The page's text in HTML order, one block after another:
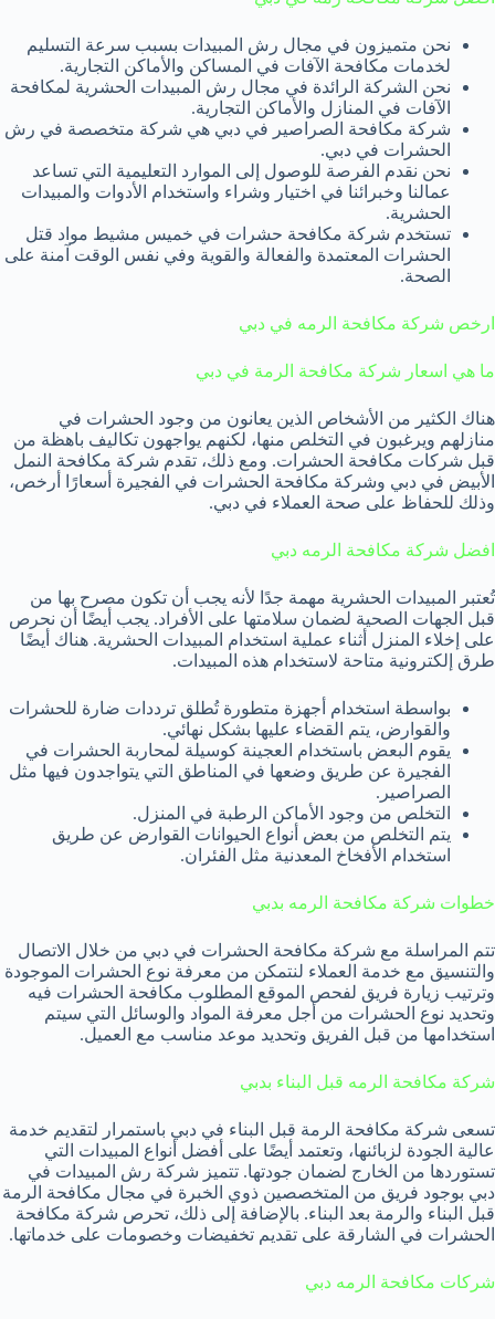
نحن متميزون في مجال رش المبيدات بسبب سرعة التسليم
لخدمات مكافحة الآفات في المساكن والأماكن التجارية.
نحن الشركة الرائدة في مجال رش المبيدات الحشرية لمكافحة
الآفات في المنازل والأماكن التجارية.
شركة مكافحة الصراصير في دبي هي شركة متخصصة في رش
الحشرات في دبي.
نحن نقدم الفرصة للوصول إلى الموارد التعليمية التي تساعد
عمالنا وخبرائنا في اختيار وشراء واستخدام الأدوات والمبيدات
الحشرية.
تستخدم شركة مكافحة حشرات في خميس مشيط مواد قتل
الحشرات المعتمدة والفعالة والقوية وفي نفس الوقت آمنة على
الصحة.
ارخص شركة مكافحة الرمه في دبي
ما هي اسعار شركة مكافحة الرمة في دبي
هناك الكثير من الأشخاص الذين يعانون من وجود الحشرات في
منازلهم ويرغبون في التخلص منها، لكنهم يواجهون تكاليف باهظة من
قبل شركات مكافحة الحشرات. ومع ذلك، تقدم شركة مكافحة النمل
الأبيض في دبي وشركة مكافحة الحشرات في الفجيرة أسعارًا أرخص،
وذلك للحفاظ على صحة العملاء في دبي.
افضل شركة مكافحة الرمه دبي
تُعتبر المبيدات الحشرية مهمة جدًا لأنه يجب أن تكون مصرح بها من
قبل الجهات الصحية لضمان سلامتها على الأفراد. يجب أيضًا أن نحرص
على إخلاء المنزل أثناء عملية استخدام المبيدات الحشرية. هناك أيضًا
طرق إلكترونية متاحة لاستخدام هذه المبيدات.
بواسطة استخدام أجهزة متطورة تُطلق ترددات ضارة للحشرات
والقوارض، يتم القضاء عليها بشكل نهائي.
يقوم البعض باستخدام العجينة كوسيلة لمحاربة الحشرات في
الفجيرة عن طريق وضعها في المناطق التي يتواجدون فيها مثل
الصراصير.
التخلص من وجود الأماكن الرطبة في المنزل.
يتم التخلص من بعض أنواع الحيوانات القوارض عن طريق
استخدام الأفخاخ المعدنية مثل الفئران.
خطوات شركة مكافحة الرمه بدبي
تتم المراسلة مع شركة مكافحة الحشرات في دبي من خلال الاتصال
والتنسيق مع خدمة العملاء لنتمكن من معرفة نوع الحشرات الموجودة
وترتيب زيارة فريق لفحص الموقع المطلوب مكافحة الحشرات فيه
وتحديد نوع الحشرات من أجل معرفة المواد والوسائل التي سيتم
استخدامها من قبل الفريق وتحديد موعد مناسب مع العميل.
شركة مكافحة الرمه قبل البناء بدبي
تسعى شركة مكافحة الرمة قبل البناء في دبي باستمرار لتقديم خدمة
عالية الجودة لزبائنها، وتعتمد أيضًا على أفضل أنواع المبيدات التي
تستوردها من الخارج لضمان جودتها. تتميز شركة رش المبيدات في
دبي بوجود فريق من المتخصصين ذوي الخبرة في مجال مكافحة الرمة
قبل البناء والرمة بعد البناء. بالإضافة إلى ذلك، تحرص شركة مكافحة
الحشرات في الشارقة على تقديم تخفيضات وخصومات على خدماتها.
شركات مكافحة الرمه دبي